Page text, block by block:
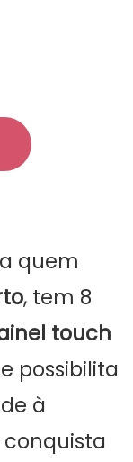
quem
, tem 8
touch
possibilita
à
conquista